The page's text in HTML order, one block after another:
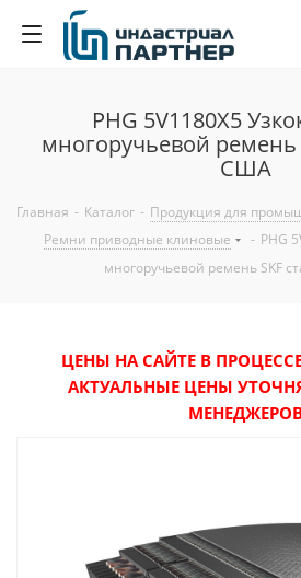
PHG 5V1180X5
многоручьевой ремень
США
Главная - Каталог - Продукция для
Ремни приводные клиновые
- PHG
многоручьевой ремень SKF
ЦЕНЫ НА САЙТЕ В
АКТУАЛЬНЫЕ ЦЕНЫ